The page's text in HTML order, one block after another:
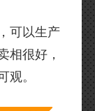
可以生产
相很好，
观。